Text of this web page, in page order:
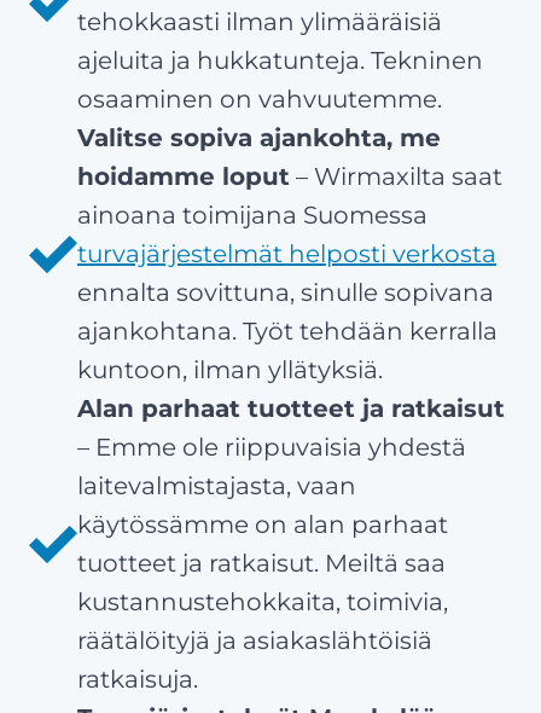
tehokkaasti ilman ylimääräisiä
ajeluita ja hukkatunteja. Tekninen
osaaminen on vahvuutemme.
Valitse sopiva ajankohta, me
hoidamme loput – Wirmaxilta saat
ainoana toimijana Suomessa
turvajärjestelmät helposti verkosta
ennalta sovittuna, sinulle sopivana
ajankohtana. Työt tehdään kerralla
kuntoon, ilman yllätyksiä.
Alan parhaat tuotteet ja ratkaisut
– Emme ole riippuvaisia yhdestä
laitevalmistajasta, vaan
käytössämme on alan parhaat
tuotteet ja ratkaisut. Meiltä saa
kustannustehokkaita, toimivia,
räätälöityjä ja asiakaslähtöisiä
ratkaisuja.